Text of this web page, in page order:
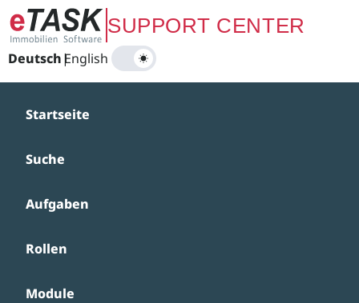
Zum Hauptinhalt springenSUPPORT CENTER
Deutsch|
English
Startseite
Suche
Aufgaben
Rollen
Module